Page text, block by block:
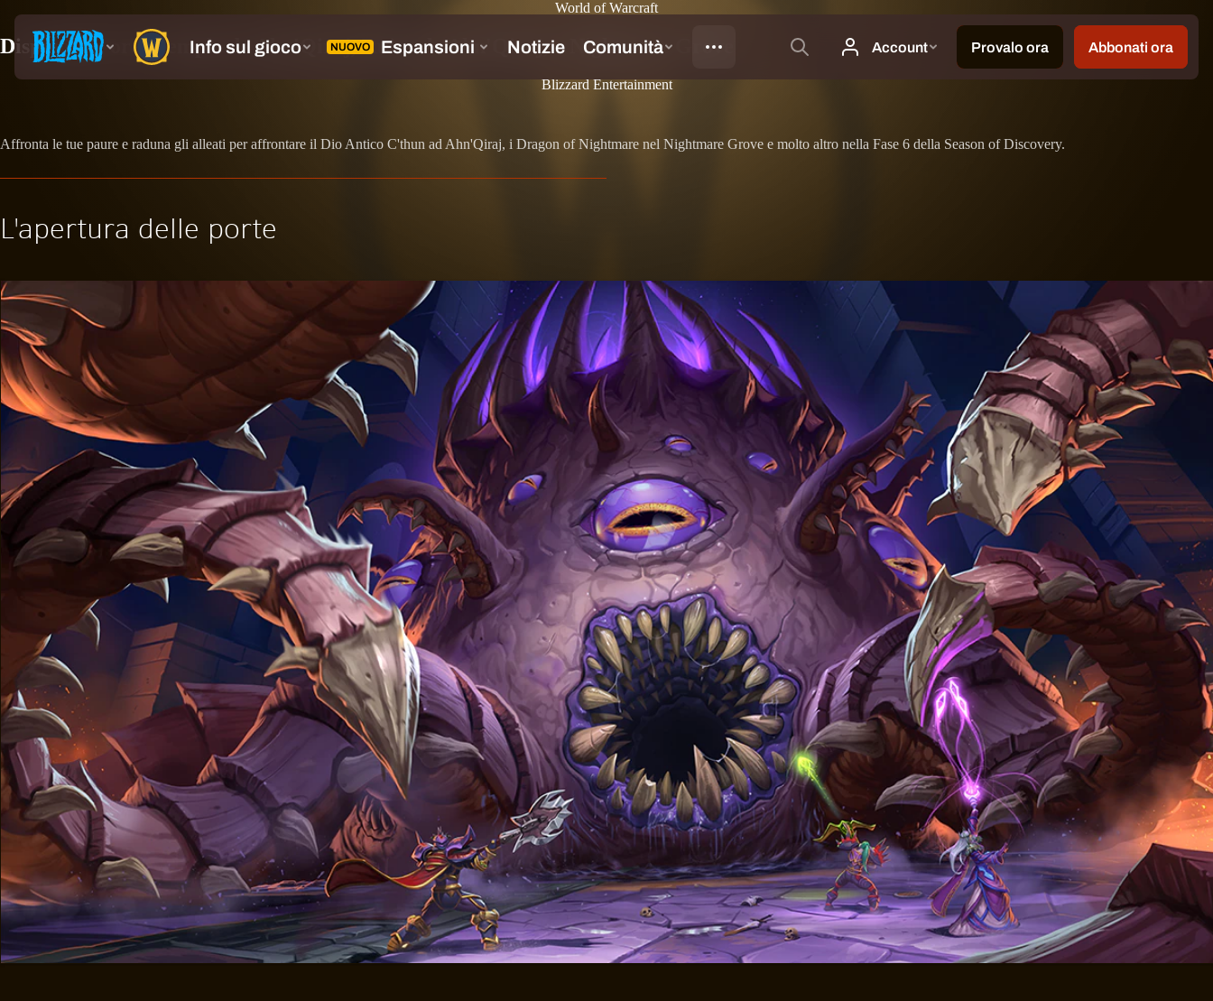
World of Warcraft
Disponibile ora! Temple de Ahn'Qiraj, Ruins de Ahn'Qiraj, e Nightmare Grove
Blizzard Entertainment
Affronta le tue paure e raduna gli alleati per affrontare il Dio Antico C'thun ad Ahn'Qiraj, i Dragon of Nightmare nel Nightmare Grove e molto altro nella Fase 6 della Season of Discovery.
L'apertura delle porte